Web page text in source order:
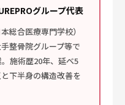
グループ代表
総合医療専門学校）
整骨院グループ等で
施術歴20年、延べ5
下半身の構造改善を